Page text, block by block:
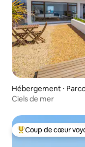
Hébergement ⋅
nt
Ciels de mer
Coups de cœur
Coup de cœur